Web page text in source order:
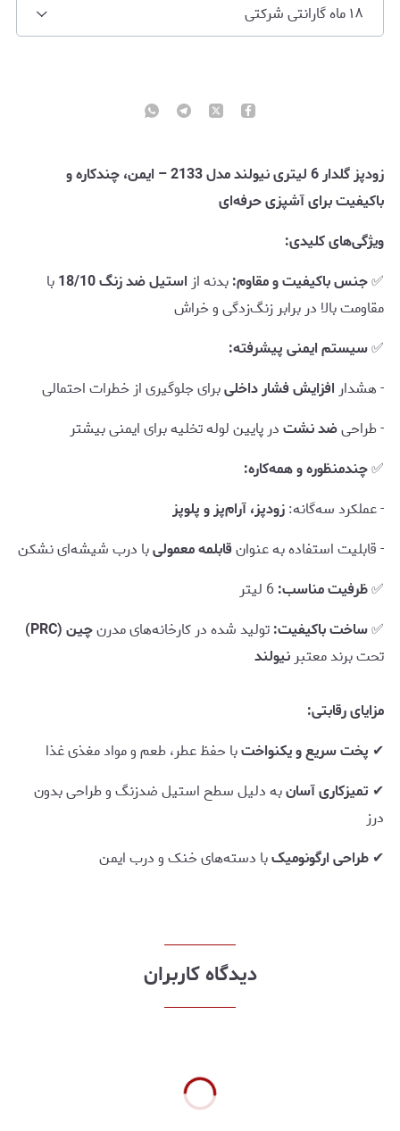
۱۸ ماه گارانتی شرکتی
زودپز گلدار 6 لیتری نیولند مدل 2133 – ایمن، چندکاره و
باکیفیت برای آشپزی حرفه‌ای
ویژگی‌های کلیدی:
✅جنس باکیفیت و مقاوم:بدنه از استیل ضد زنگ 18/10
با
مقاومت بالا در برابر زنگ‌زدگی و خراش
✅سیستم ایمنی پیشرفته:
- هشدار افزایش فشار داخلیبرای جلوگیری از خطرات احتمالی
- طراحیضد نشتدر پایین لوله تخلیه برای ایمنی بیشتر
✅چندمنظوره و همه‌کاره:
- عملکرد سه‌گانه:زودپز، آرام‌پز و پلوپز
- قابلیت استفاده به عنوانقابلمه معمولیبا درب شیشه‌ای نشکن
✅ظرفیت مناسب:
✅ساخت باکیفیت:تولید شده در کارخانه‌های مدرنچین (PRC)
تحت برند معتبر نیولند
مزایای رقابتی:
✔ پخت سریع و یکنواختبا حفظ عطر، طعم و مواد مغذی غذا
✔ تمیزکاری آسانبه دلیل سطح استیل ضدزنگ و طراحی بدون
درز
✔ طراحی ارگونومیکبا دسته‌های خنک و درب ایمن
دیدگاه کاربران